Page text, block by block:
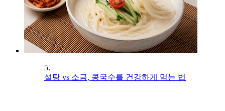
5.
설탕 vs 소금, 콩국수를 건강하게 먹는 법